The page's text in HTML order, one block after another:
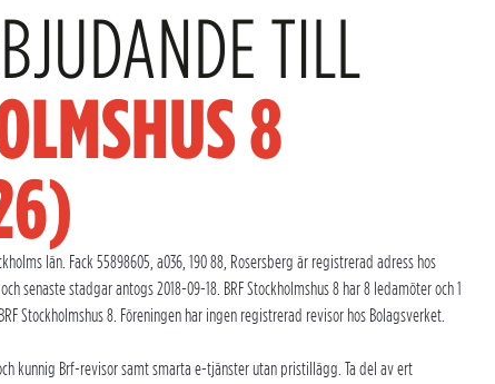
TILL
8
län. Fack 55898605, a036, 190 88, Rosersberg är registrerad adress hos
senaste stadgar antogs 2018-09-18. BRF Stockholmshus 8 har 8 ledamöter och 1
Stockholmshus 8. Föreningen har ingen registrerad revisor hos Bolagsverket.
kunnig Brf-revisor samt smarta e-tjänster utan pristillägg. Ta del av ert